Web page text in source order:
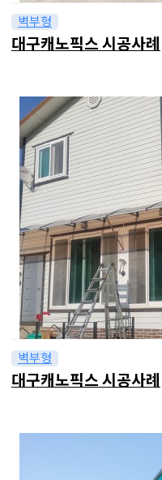
벽부형
대구캐노픽스 시공사례
벽부형
대구캐노픽스 시공사례